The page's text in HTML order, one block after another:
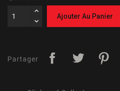
Ajouter Au Panier
Partager